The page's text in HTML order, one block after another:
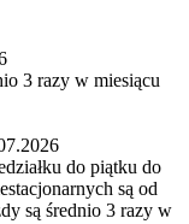
3 razy w miesiącu
do piątku do
są od
są średnio 3 razy w